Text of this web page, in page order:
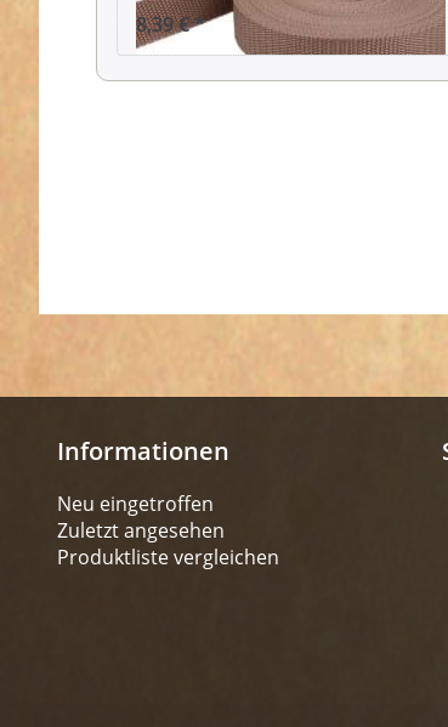
8,39 € *
Informationen
Neu eingetroffen
Zuletzt angesehen
Produktliste vergleichen